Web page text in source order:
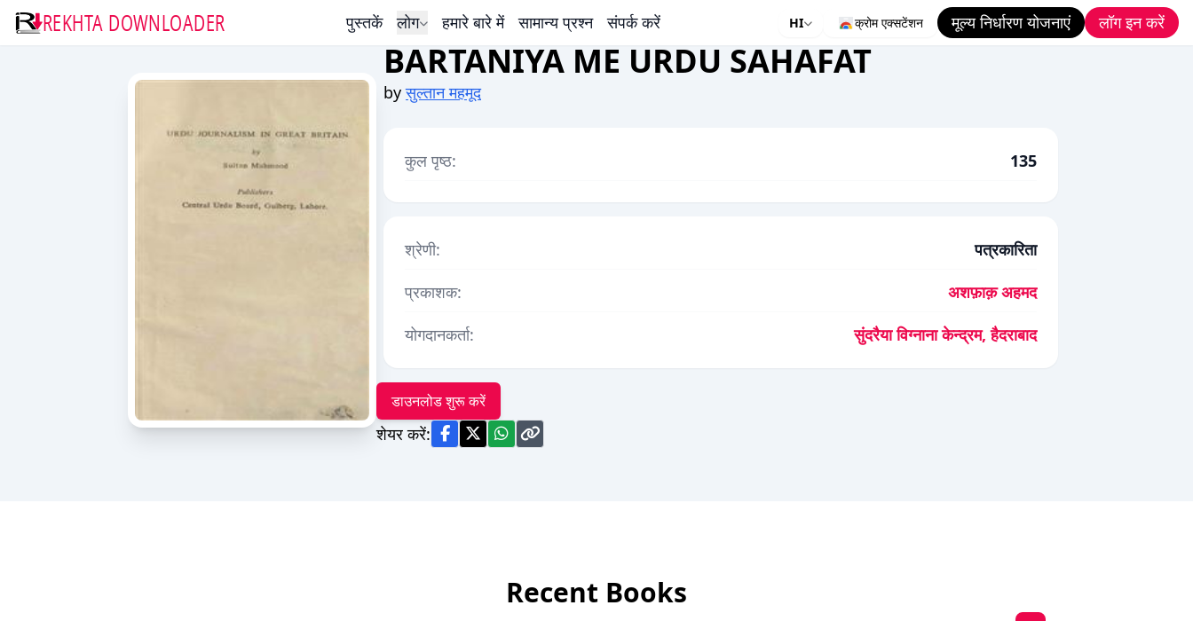
REKHTA DOWNLOADER पुस्तकें लोग हमारे बारे में सामान्य प्रश्न संपर्क करें HI क्रोम एक्सटेंशन मूल्य निर्धारण योजनाएं लॉग इन करें
BARTANIYA ME URDU SAHAFAT
byसुल्तान महमूद
कुल पृष्ठ: 135
श्रेणी:
पत्रकारिता
प्रकाशक:
अशफ़ाक़ अहमद
योगदानकर्ता:
सुंदरैया विग्नाना केन्द्रम, हैदराबाद
डाउनलोड शुरू करें
शेयर करें:
Recent Books